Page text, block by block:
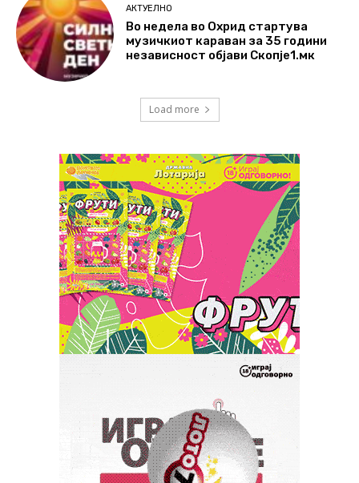
АКТУЕЛНО
Во недела во Охрид стартува
музичкиот караван за 35 години
независност објави Скопје1.мк
Load more